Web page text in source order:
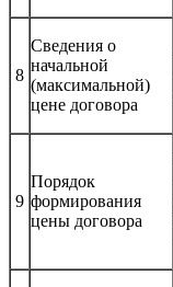
8
Сведения о
начальной
(максимальной)
цене договора
9
Порядок
формирования
цены договора